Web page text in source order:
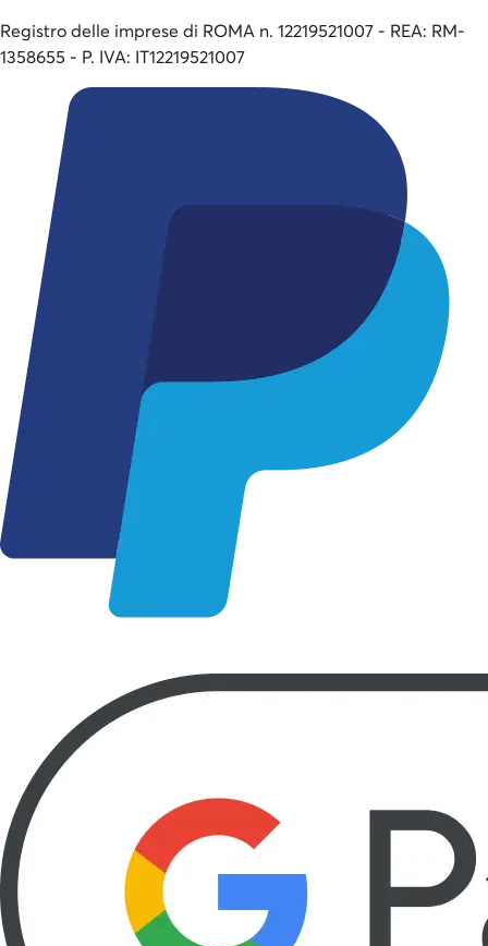
Registro delle imprese di ROMA n. 12219521007 - REA: RM-
1358655 - P. IVA: IT12219521007